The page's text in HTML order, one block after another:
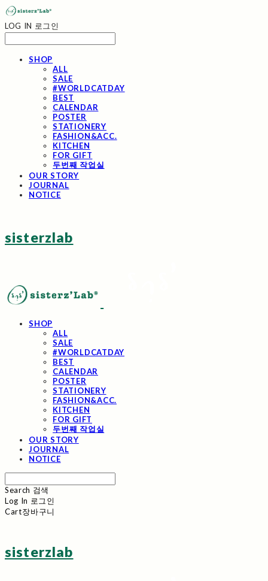
LOG IN 로그인
SHOP
ALL
SALE
#WORLDCATDAY
BEST
CALENDAR
POSTER
STATIONERY
FASHION&ACC.
KITCHEN
FOR GIFT
두번째 작업실
OUR STORY
JOURNAL
NOTICE
sisterzlab
SHOP
ALL
SALE
#WORLDCATDAY
BEST
CALENDAR
POSTER
STATIONERY
FASHION&ACC.
KITCHEN
FOR GIFT
두번째 작업실
OUR STORY
JOURNAL
NOTICE
Search 검색
Log In 로그인
Cart장바구니
sisterzlab